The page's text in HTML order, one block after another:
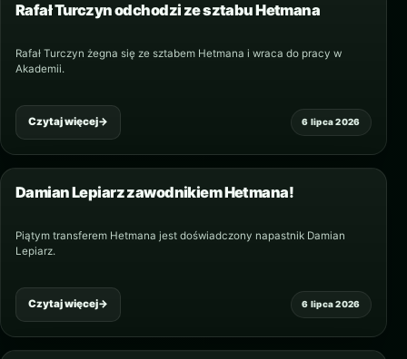
6 lipca 2026
Rafał Turczyn odchodzi ze sztabu Hetmana
Rafał Turczyn żegna się ze sztabem Hetmana i wraca do pracy w
Akademii.
Czytaj więcej→
6 lipca 2026
Damian Lepiarz zawodnikiem Hetmana!
Piątym transferem Hetmana jest doświadczony napastnik Damian
Lepiarz.
Czytaj więcej→